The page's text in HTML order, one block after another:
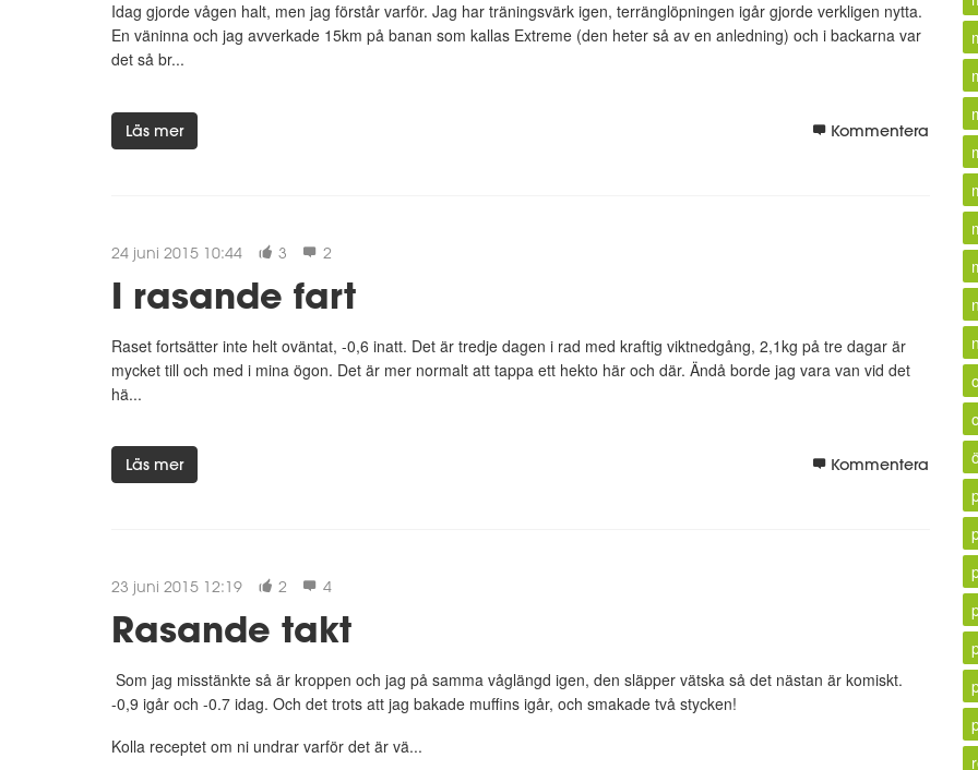
Idag gjorde vågen halt, men jag förstår varför. Jag har träningsvärk igen, terränglöpningen igår gjorde verkligen nytta.
En väninna och jag avverkade 15km på banan som kallas Extreme (den heter så av en anledning) och i backarna var
det så br...
Läs mer Kommentera
24 juni 2015 10:44 3 2
I rasande fart
Raset fortsätter inte helt oväntat, -0,6 inatt. Det är tredje dagen i rad med kraftig viktnedgång, 2,1kg på tre dagar är
mycket till och med i mina ögon. Det är mer normalt att tappa ett hekto här och där. Ändå borde jag vara van vid det
hä...
Läs mer Kommentera
23 juni 2015 12:19 2 4
Rasande takt
Som jag misstänkte så är kroppen och jag på samma våglängd igen, den släpper vätska så det nästan är komiskt.
-0,9 igår och -0.7 idag. Och det trots att jag bakade muffins igår, och smakade två stycken!
Kolla receptet om ni undrar varför det är vä...